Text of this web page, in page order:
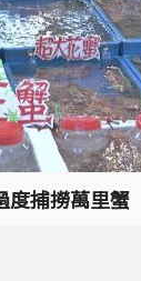
度捕撈萬里蟹